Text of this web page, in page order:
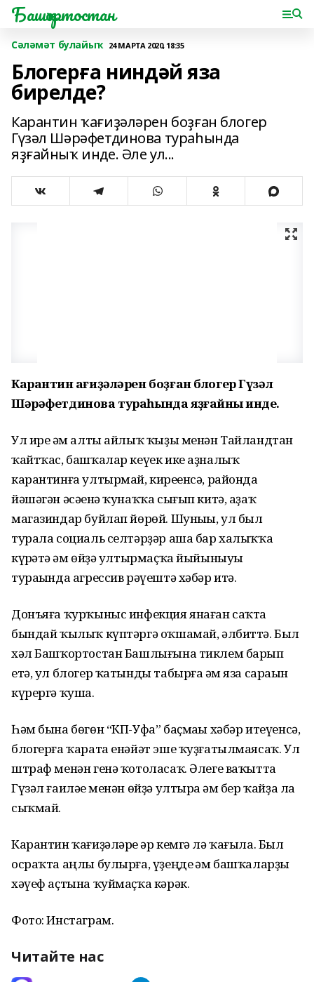
Башҡортостан
Сәләмәт булайыҡ 24 МАРТА 2020, 18:35
Блогерға ниндәй яза
бирелде?
Карантин ҡағиҙәләрен боҙған блогер
Гүзәл Шәрәфетдинова тураһында
яҙғайныҡ инде. Әле ул...
Карантин ҡағиҙәләрен боҙған блогер Гүзәл
Шәрәфетдинова тураһында яҙғайныҡ инде.
Ул ире һәм алты айлыҡ ҡыҙы менән Тайландтан
ҡайтҡас, башҡалар кеүек ике аҙналыҡ
карантинға ултырмай, киреһенсә, районда
йәшәгән әсәһенә ҡунаҡҡа сығып китә, аҙаҡ
магазиндар буйлап йөрөй. Шуныһы, ул был
турала социаль селтәрҙәр аша бар халыҡҡа
күрһәтә һәм өйҙә ултырмаҫҡа йыйыныуы
тураһында агрессив рәүештә хәбәр итә.
Донъяға ҡурҡыныс инфекция янаған саҡта
бындай ҡылыҡ күптәргә оҡшамай, әлбиттә. Был
хәл Башҡортостан Башлығына тиклем барып
етә, ул блогер ҡатынды табырға һәм яза сараһын
күрергә ҡуша.
Һәм бына бөгөн “КП-Уфа” баҫмаһы хәбәр итеүенсә,
блогерға ҡарата енәйәт эше ҡуҙғатылмаясаҡ. Ул
штраф менән генә ҡотоласаҡ. Әлеге ваҡытта
Гүзәл ғаиләһе менән өйҙә ултыра һәм бер ҡайҙа ла
сыҡмай.
Карантин ҡағиҙәләре һәр кемгә лә ҡағыла. Был
осраҡта аңлы булырға, үҙеңде һәм башҡаларҙы
хәүеф аҫтына ҡуймаҫҡа кәрәк.
Фото: Инстаграм.
Читайте нас